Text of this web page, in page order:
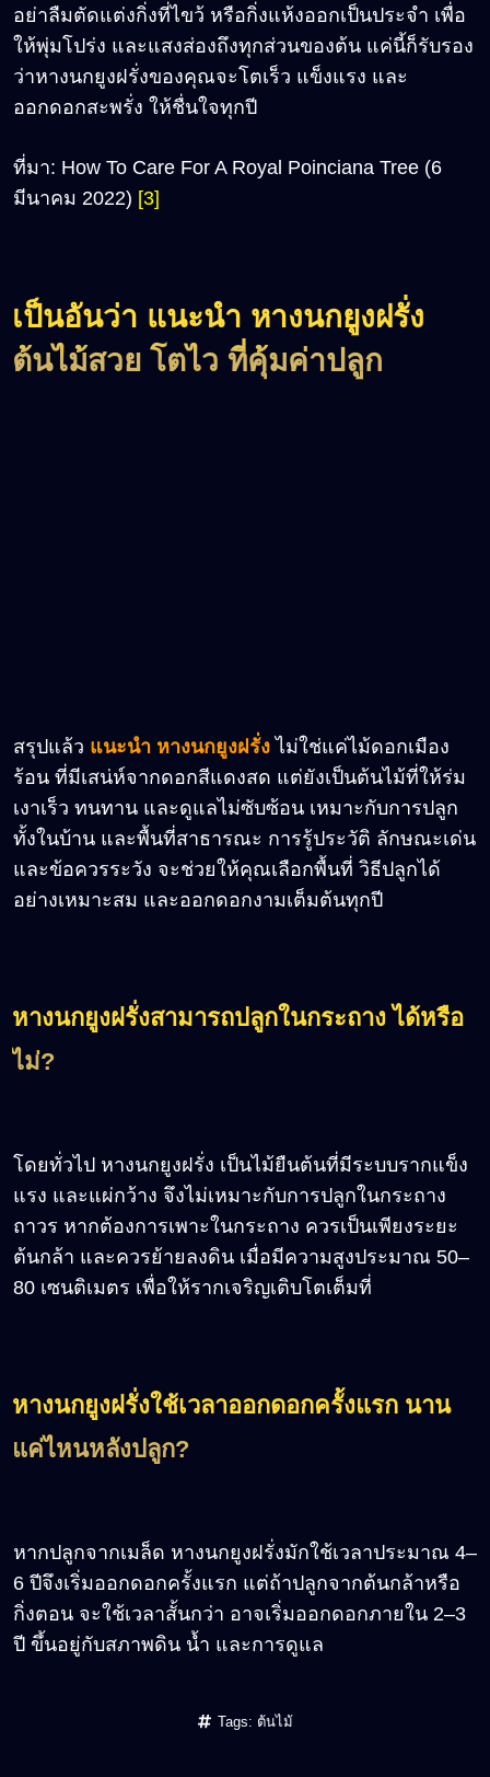
อย่าลืมตัดแต่งกิ่งที่ไขว้ หรือกิ่งแห้งออกเป็นประจำ เพื่อ
ให้พุ่มโปร่ง และแสงส่องถึงทุกส่วนของต้น แค่นี้ก็รับรอง
ว่าหางนกยูงฝรั่งของคุณจะโตเร็ว แข็งแรง และ
ออกดอกสะพรั่ง ให้ชื่นใจทุกปี
ที่มา: How To Care For A Royal Poinciana Tree (6
มีนาคม 2022) [3]
เป็นอันว่า แนะนำ หางนกยูงฝรั่ง
ต้นไม้สวย โตไว ที่คุ้มค่าปลูก
สรุปแล้ว แนะนำ หางนกยูงฝรั่ง ไม่ใช่แค่ไม้ดอกเมือง
ร้อน ที่มีเสน่ห์จากดอกสีแดงสด แต่ยังเป็นต้นไม้ที่ให้ร่ม
เงาเร็ว ทนทาน และดูแลไม่ซับซ้อน เหมาะกับการปลูก
ทั้งในบ้าน และพื้นที่สาธารณะ การรู้ประวัติ ลักษณะเด่น
และข้อควรระวัง จะช่วยให้คุณเลือกพื้นที่ วิธีปลูกได้
อย่างเหมาะสม และออกดอกงามเต็มต้นทุกปี
หางนกยูงฝรั่งสามารถปลูกในกระถาง ได้หรือ
ไม่?
โดยทั่วไป หางนกยูงฝรั่ง เป็นไม้ยืนต้นที่มีระบบรากแข็ง
แรง และแผ่กว้าง จึงไม่เหมาะกับการปลูกในกระถาง
ถาวร หากต้องการเพาะในกระถาง ควรเป็นเพียงระยะ
ต้นกล้า และควรย้ายลงดิน เมื่อมีความสูงประมาณ 50–
80 เซนติเมตร เพื่อให้รากเจริญเติบโตเต็มที่
หางนกยูงฝรั่งใช้เวลาออกดอกครั้งแรก นาน
แค่ไหนหลังปลูก?
หากปลูกจากเมล็ด หางนกยูงฝรั่งมักใช้เวลาประมาณ 4–
6 ปีจึงเริ่มออกดอกครั้งแรก แต่ถ้าปลูกจากต้นกล้าหรือ
กิ่งตอน จะใช้เวลาสั้นกว่า อาจเริ่มออกดอกภายใน 2–3
ปี ขึ้นอยู่กับสภาพดิน น้ำ และการดูแล
Tags: ต้นไม้